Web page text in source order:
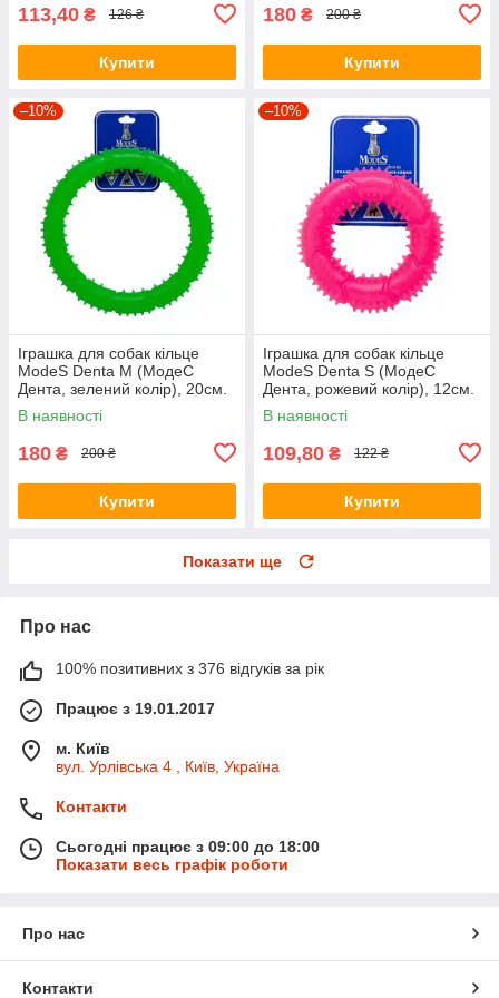
113,40 ₴ 126 ₴
Купити
180 ₴ 200 ₴
Купити
–10%
Іграшка для собак кільце
ModeS Denta M (МодеС
Дента, зелений колір), 20см.
В наявності
180 ₴ 200 ₴
Купити
–10%
Іграшка для собак кільце
ModeS Denta S (МодеС
Дента, рожевий колір), 12см.
В наявності
109,80 ₴ 122 ₴
Купити
Показати ще
Про нас
100% позитивних з 376 відгуків за рік
Працює з 19.01.2017
м. Київ
вул. Урлівська 4 , Київ, Україна
Контакти
Сьогодні працює з 09:00 до 18:00
Показати весь графік роботи
Про нас
Контакти